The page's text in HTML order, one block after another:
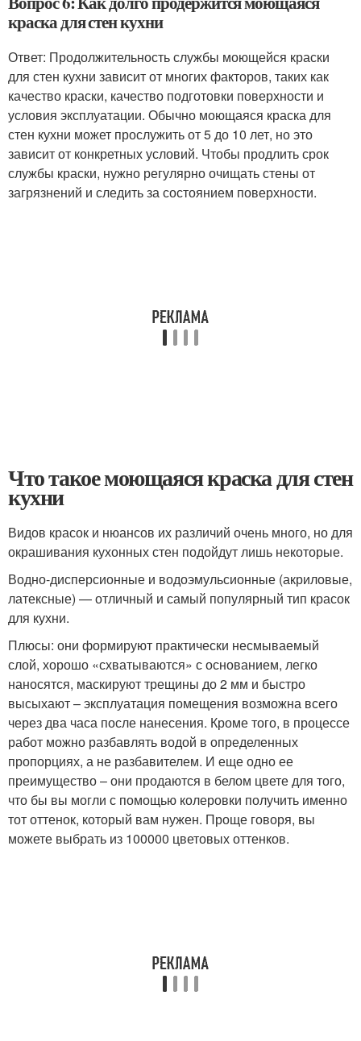
краска для стен кухни
Ответ: Продолжительность службы моющейся краски
для стен кухни зависит от многих факторов, таких как
качество краски, качество подготовки поверхности и
условия эксплуатации. Обычно моющаяся краска для
стен кухни может прослужить от 5 до 10 лет, но это
зависит от конкретных условий. Чтобы продлить срок
службы краски, нужно регулярно очищать стены от
загрязнений и следить за состоянием поверхности.
Что такое моющаяся краска для стен
кухни
Видов красок и нюансов их различий очень много, но для
окрашивания кухонных стен подойдут лишь некоторые.
Водно-дисперсионные и водоэмульсионные (акриловые,
латексные) — отличный и самый популярный тип красок
для кухни.
Плюсы: они формируют практически несмываемый
слой, хорошо «схватываются» с основанием, легко
наносятся, маскируют трещины до 2 мм и быстро
высыхают – эксплуатация помещения возможна всего
через два часа после нанесения. Кроме того, в процессе
работ можно разбавлять водой в определенных
пропорциях, а не разбавителем. И еще одно ее
преимущество – они продаются в белом цвете для того,
что бы вы могли с помощью колеровки получить именно
тот оттенок, который вам нужен. Проще говоря, вы
можете выбрать из 100000 цветовых оттенков.